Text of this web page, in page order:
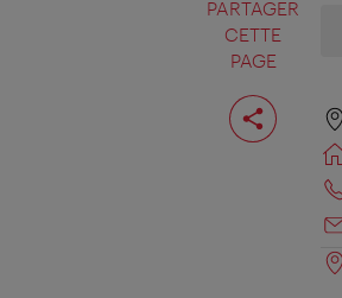
PARTAGER
CETTE
PAGE
Partager
cette
page